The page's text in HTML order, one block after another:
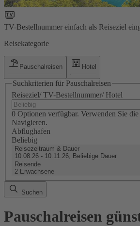
TV-Bestellnummer einfach als Reiseziel
Reisekategorie
Pauschalreisen Hotel
Suchkriterien für Pauschalreisen
Reiseziel/ TV-Bestellnummer/ Hotel
0 Optionen verfügbar. Verwenden Sie
Navigieren.
Abflughafen
Beliebig
Reisezeitraum & Dauer
10.08.26 - 10.11.26, Beliebige Dauer
Reisende
2 Erwachsene
Suchen
Pauschalreisen